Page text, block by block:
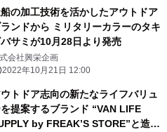
の加工技術を活かしたアウトドア
ンドから ミリタリーカラーのタキ
バサミが10月28日より発売
会社興栄企画
2022年10月21日 12:00
トドア志向の新たなライフバリュ
提案するブランド “VAN LIFE
by FREAK’S STORE”と造船